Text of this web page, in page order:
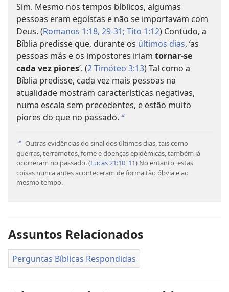
Sim. Mesmo nos tempos bíblicos, algumas
pessoas eram egoístas e não se importavam com
Deus. (Romanos 1:18, 29-31; Tito 1:12) Contudo, a
Bíblia predisse que, durante os últimos dias, ‘as
pessoas más e os impostores iriam tornar-se
cada vez piores’. (2 Timóteo 3:13) Tal como a
Bíblia predisse, cada vez mais pessoas na
atualidade mostram características negativas,
numa escala sem precedentes, e estão muito
piores do que no passado. b
b Outras evidências do sinal dos últimos dias, tais como
guerras, terramotos, fome e doenças epidémicas, também já
ocorreram no passado. (Lucas 21:10, 11) No entanto, estas
coisas nunca antes aconteceram de forma tão óbvia e ao
mesmo tempo.
Assuntos Relacionados
Perguntas Bíblicas Respondidas